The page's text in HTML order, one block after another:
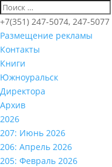
+7(351) 247-5074, 247-5077
Размещение рекламы
Контакты
Книги
Южноуральск
Директора
Архив
2026
207: Июнь 2026
206: Апрель 2026
205: Февраль 2026